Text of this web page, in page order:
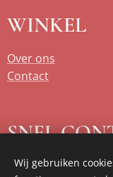
WINKEL
Over ons
Contact
SNEL
Wij gebruiken